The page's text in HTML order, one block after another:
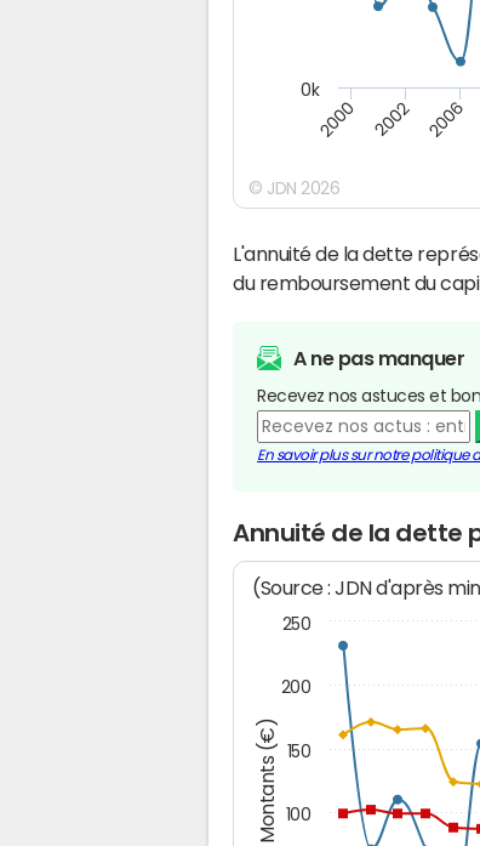
2000 2002 2006
0k
© JDN 2026
L'annuité de la dette
du remboursement du
A ne pas manquer
Recevez nos astuces et
En savoir plus sur notre politique
Annuité de la dette
Montants (€)
(Source : JDN d'après
100
150
200
250